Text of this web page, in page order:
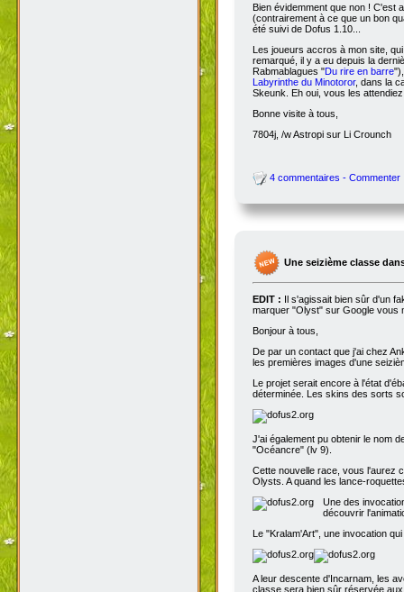
Bien évidemment que non ! C'est
(contrairement à ce que un bon
été suivi de Dofus 1.10...
Les joueurs accros à mon site,
remarqué, il y a eu depuis la
Rabmablagues "Du rire en barre
Labyrinthe du Minotoror, dans la
Skeunk. Eh oui, vous les
Bonne visite à tous,
7804j, /w Astropi sur Li Crounch
4 commentaires - Commenter
Une seizième classe
EDIT : Il s'agissait bien sûr d'un
marquer "Olyst" sur Google vous
Bonjour à tous,
De par un contact que j'ai chez
les premières images d'une
Le projet serait encore à l'état
déterminée. Les skins des sorts
J'ai également pu obtenir le nom
"Océancre" (lv 9).
Cette nouvelle race, vous l'aurez
Olysts. A quand les lance-
Une des
découvrir
Le "Kralam'Art", une invocation
A leur descente d'Incarnam, les
classe sera bien sûr réservée